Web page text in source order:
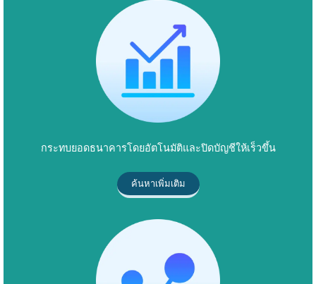
กระทบยอดธนาคารโดยอัตโนมัติและปิดบัญชีให้เร็วขึ้น
ค้นหาเพิ่มเติม